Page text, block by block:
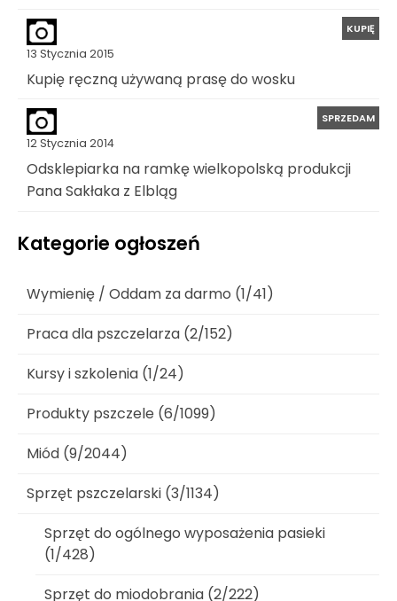
13 Stycznia 2015
KUPIĘ
Kupię ręczną używaną prasę do wosku
12 Stycznia 2014
SPRZEDAM
Odsklepiarka na ramkę wielkopolską produkcji
Pana Sakłaka z Elbląg
Kategorie ogłoszeń
Wymienię / Oddam za darmo (1/41)
Praca dla pszczelarza (2/152)
Kursy i szkolenia (1/24)
Produkty pszczele (6/1099)
Miód (9/2044)
Sprzęt pszczelarski (3/1134)
Sprzęt do ogólnego wyposażenia pasieki
(1/428)
Sprzęt do miodobrania (2/222)